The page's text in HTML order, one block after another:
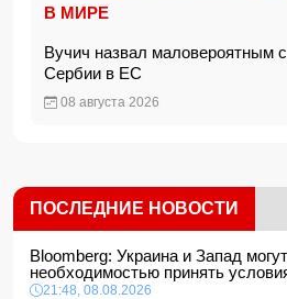
В МИРЕ
Вучич назвал маловероятным
Сербии в ЕС
08 августа 2026
ПОСЛЕДНИЕ НОВОСТИ
Bloomberg: Украина и Запад
необходимостью принять
21:48, 08.08.2026